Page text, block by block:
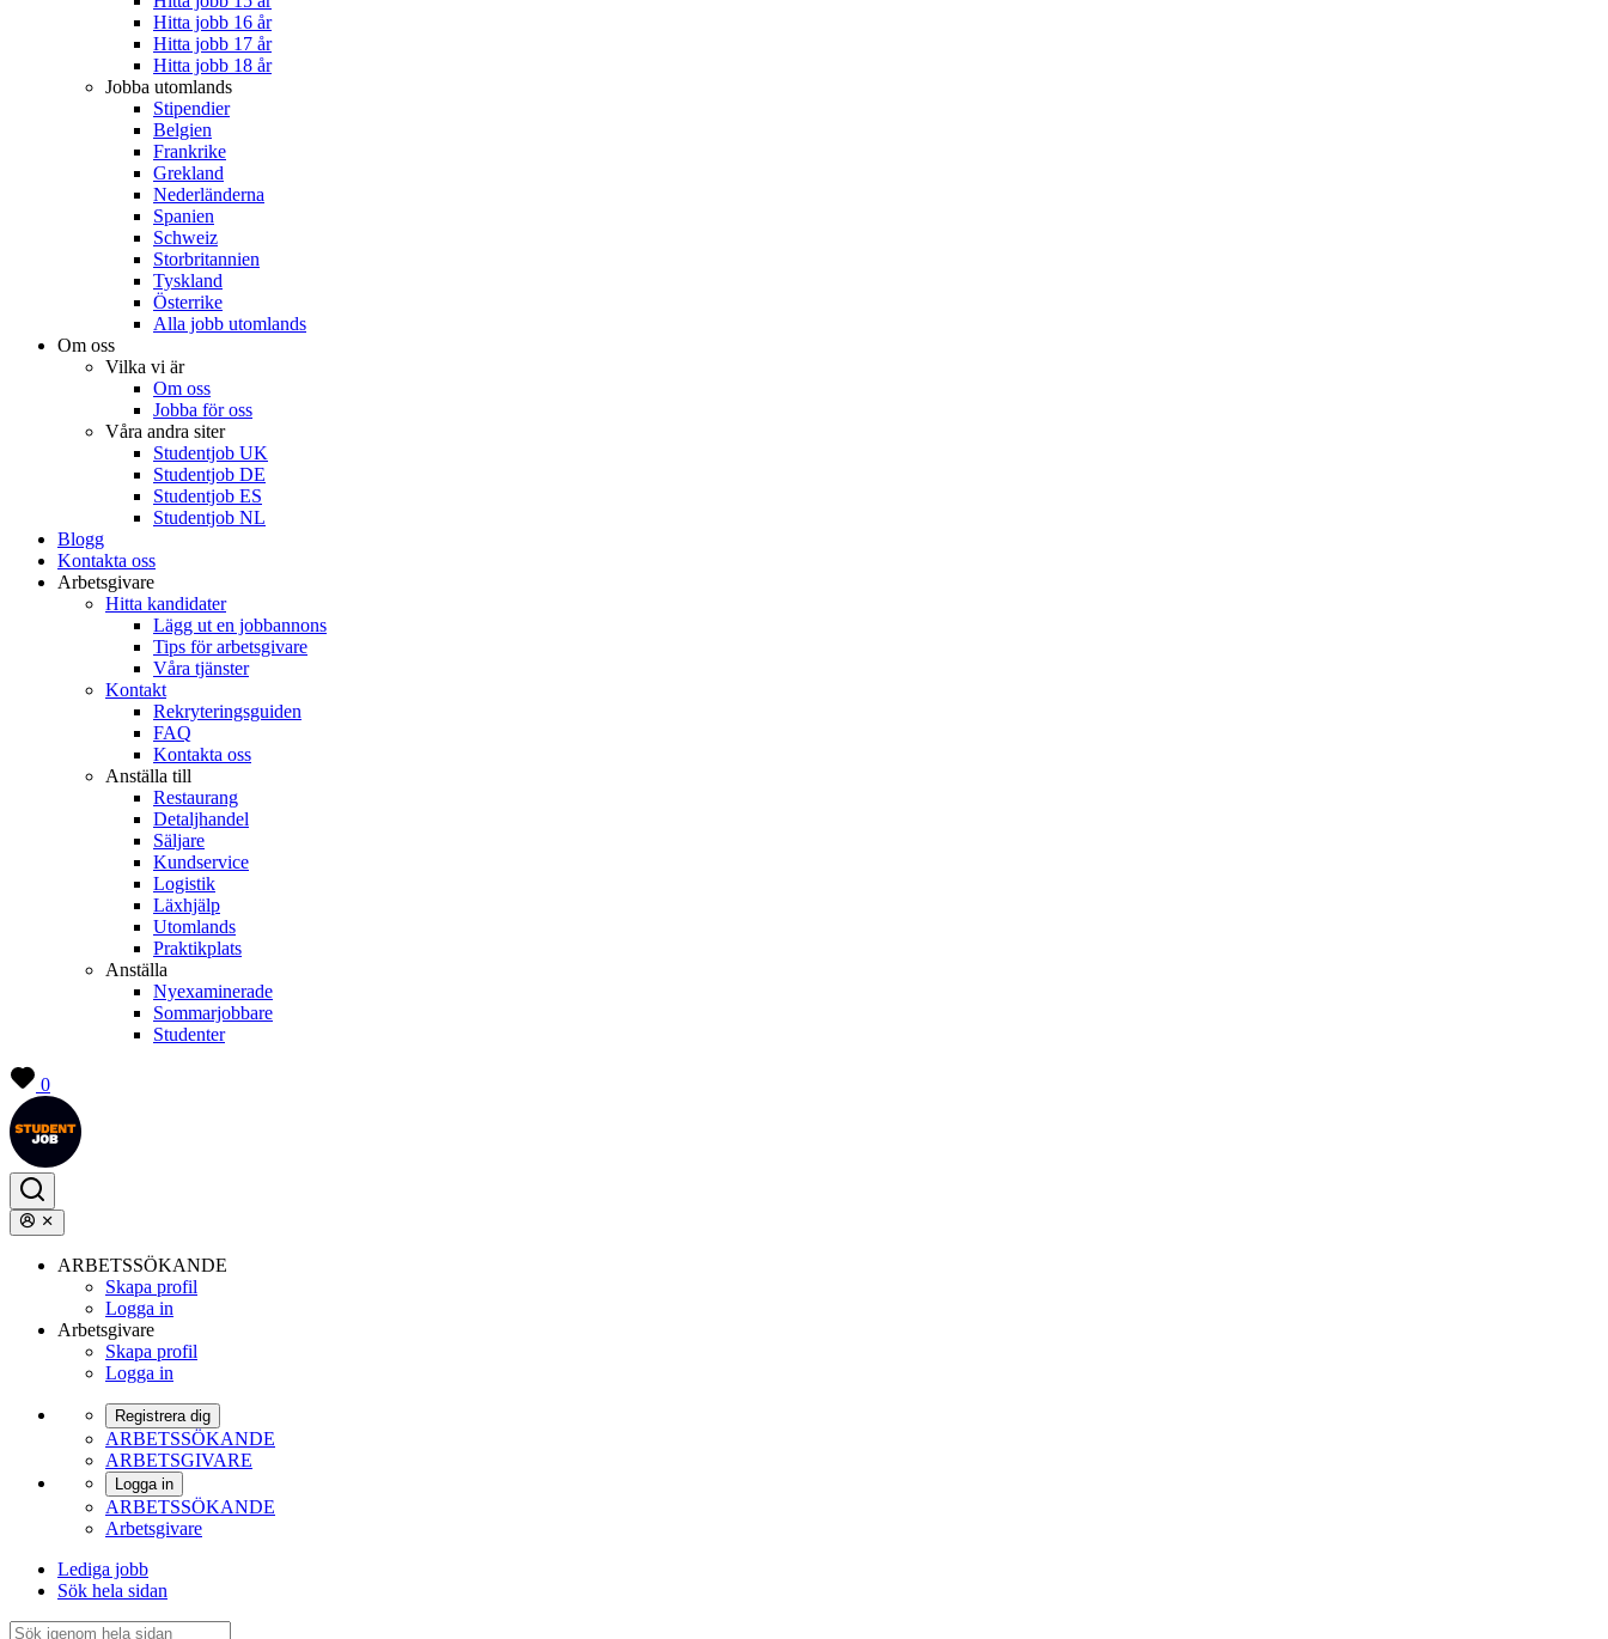
Hitta jobb 16 år
Hitta jobb 17 år
Hitta jobb 18 år
Jobba utomlands
Stipendier
Belgien
Frankrike
Grekland
Nederländerna
Spanien
Schweiz
Storbritannien
Tyskland
Österrike
Alla jobb utomlands
Om oss
Vilka vi är
Om oss
Jobba för oss
Våra andra siter
Studentjob UK
Studentjob DE
Studentjob ES
Studentjob NL
Blogg
Kontakta oss
Arbetsgivare
Hitta kandidater
Lägg ut en jobbannons
Tips för arbetsgivare
Våra tjänster
Kontakt
Rekryteringsguiden
FAQ
Kontakta oss
Anställa till
Restaurang
Detaljhandel
Säljare
Kundservice
Logistik
Läxhjälp
Utomlands
Praktikplats
Anställa
Nyexaminerade
Sommarjobbare
Studenter
0
ARBETSSÖKANDE
Skapa profil
Logga in
Arbetsgivare
Skapa profil
Logga in
Registrera dig
ARBETSSÖKANDE
ARBETSGIVARE
Logga in
ARBETSSÖKANDE
Arbetsgivare
Lediga jobb
Sök hela sidan